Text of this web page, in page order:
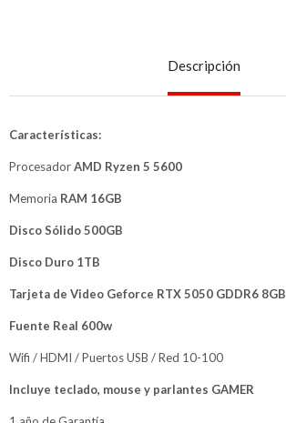
Descripción
Características:
ProcesadorAMD Ryzen 5 5600
Memoria RAM 16GB
Disco Sólido 500GB
Disco Duro 1TB
Tarjeta de Video Geforce RTX 5050 GDDR6 8GB
Fuente Real 600w
Wifi / HDMI / Puertos USB / Red 10-100
Incluye teclado, mouse y parlantes GAMER